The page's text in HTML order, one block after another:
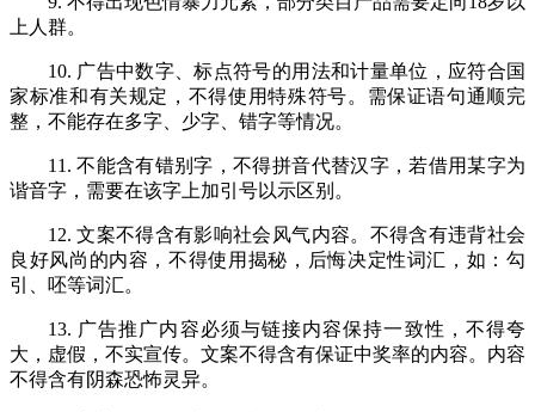
上人群。
10. 广告中数字、标点符号的用法和计量单位，应符合国
家标准和有关规定，不得使用特殊符号。需保证语句通顺完
整，不能存在多字、少字、错字等情况。
11. 不能含有错别字，不得拼音代替汉字，若借用某字为
谐音字，需要在该字上加引号以示区别。
12. 文案不得含有影响社会风气内容。不得含有违背社会
良好风尚的内容，不得使用揭秘，后悔决定性词汇，如：勾
引、呸等词汇。
13. 广告推广内容必须与链接内容保持一致性，不得夸
大，虚假，不实宣传。文案不得含有保证中奖率的内容。内容
不得含有阴森恐怖灵异。